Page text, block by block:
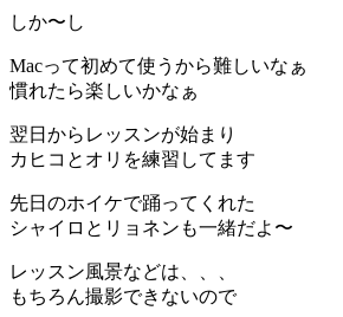
しか〜し
Macって初めて使うから難しいなぁ
慣れたら楽しいかなぁ
翌日からレッスンが始まり
カヒコとオリを練習してます
先日のホイケで踊ってくれた
シャイロとリョネンも一緒だよ〜
レッスン風景などは、、、
もちろん撮影できないので